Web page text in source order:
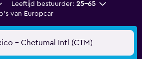
Leeftijd bestuurder: 25-65
van Europcar
- Chetumal Intl (CTM)